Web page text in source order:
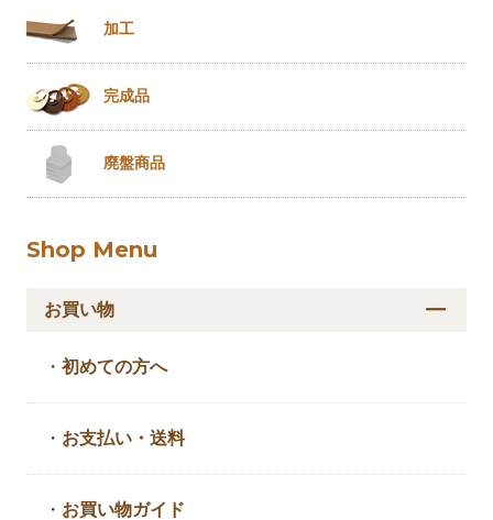
加工
完成品
廃盤商品
Shop Menu
お買い物
・初めての方へ
・ お支払い・送料
・ お買い物ガイド